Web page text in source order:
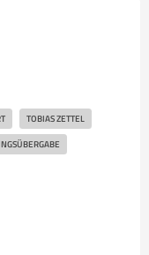
TOBIAS ZETTEL